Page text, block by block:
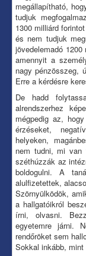
megállapítható,
tudjuk
1300 milliárd
és nem tudjuk
jövedelemadó
amennyit a
nagy pénzösszeg,
Erre a kérdésre
De hadd
alrendszerhez
mégpedig az,
érzéseket,
helyeken,
nem tudni, mi van
széthúzzák az
boldogulni. A
alulfizetettek,
Szörnyülködök,
a hallgatóikról
írni, olvasni.
egyetemre járni.
rendőröket sem
Sokkal inkább,